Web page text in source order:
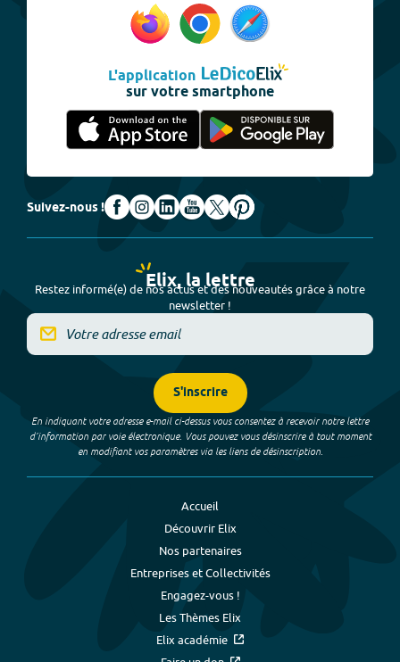
L'application
sur votre smartphone
Suivez-nous !
Elix, la lettre
Restez informé(e) de nos actus et des nouveautés grâce à notre
newsletter !
S'inscrire
En indiquant votre adresse e-mail ci-dessus vous consentez à recevoir notre lettre
d’information par voie électronique. Vous pouvez vous désinscrire à tout moment
en modifiant vos paramètres via les liens de désinscription.
Accueil
Découvrir Elix
Nos partenaires
Entreprises et Collectivités
Engagez-vous !
Les Thèmes Elix
Elix académie